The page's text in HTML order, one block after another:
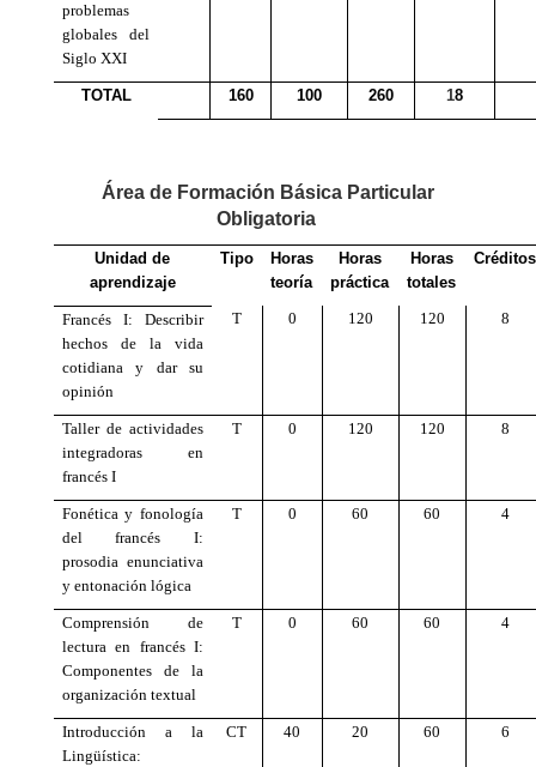
problemas
globales del
Siglo XXI
TOTAL 160 100 260 18
Área de Formación Básica Particular
Obligatoria
Unidad de
aprendizaje
Tipo
Horas
teoría
Horas
práctica
Horas
totales
Créditos
Francés I: Describir
hechos de la vida
cotidiana y dar su
opinión
T 0 120 120 8
Taller de actividades
integradoras en
francés I
T 0 120 120 8
Fonética y fonología
del francés I:
prosodia enunciativa
y entonación lógica
T 0 60 60 4
Comprensión de
lectura en francés I:
Componentes de la
organización textual
T 0 60 60 4
Introducción a la
Lingüística:
CT 40 20 60 6